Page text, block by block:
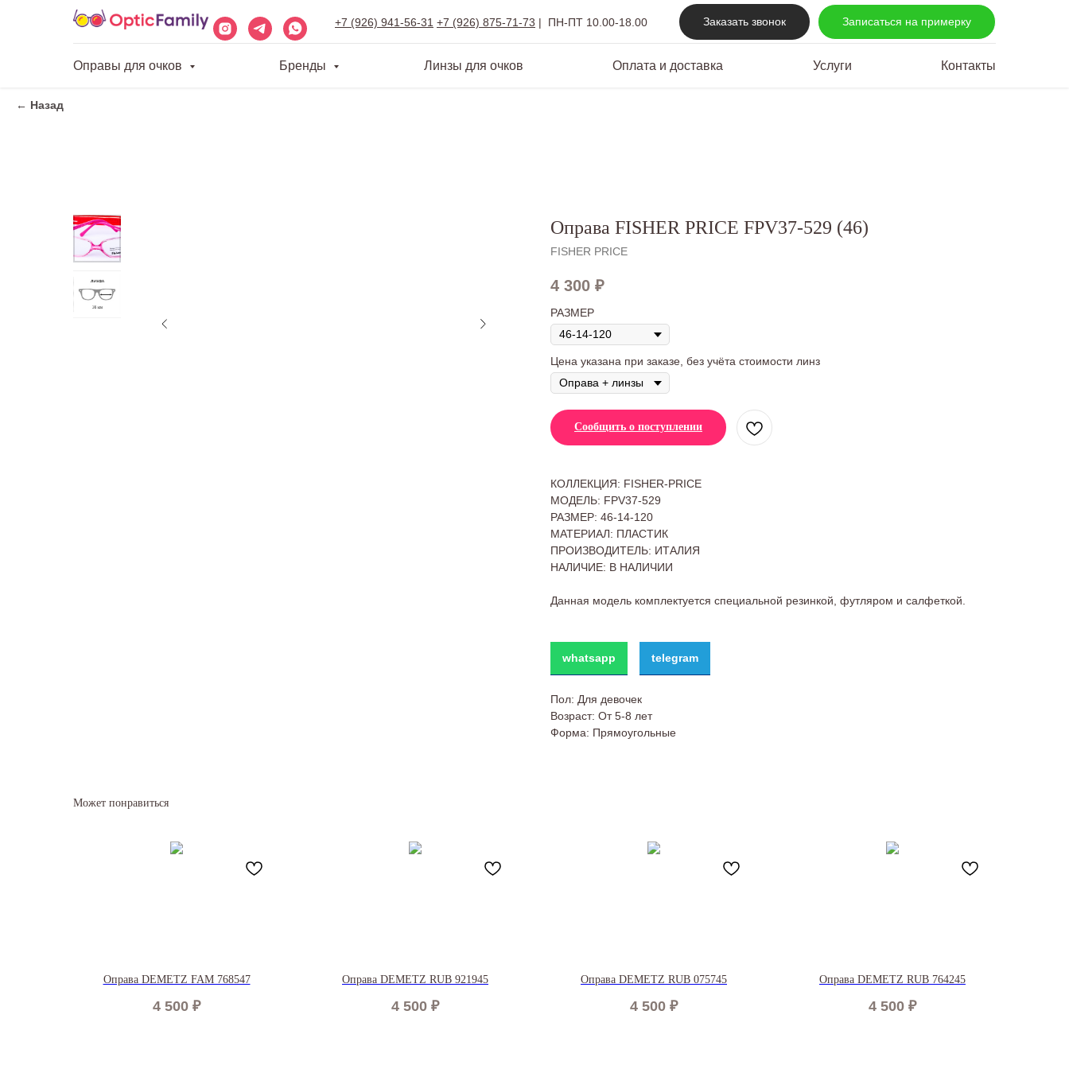
+7 (926) 941-56-31 +7 (926) 875-71-73 | ПН-ПТ 10.00-18.00 Заказать звонок Записаться на примерку
Оправы для очков Бренды Линзы для очков Оплата и доставка Услуги Контакты
← Назад
Оправа FISHER PRICE FPV37-529 (46)
FISHER PRICE
4 300 ₽
РАЗМЕР
Цена указана при заказе, без учёта стоимости линз
Сообщить о поступлении
КОЛЛЕКЦИЯ: FISHER-PRICE
МОДЕЛЬ: FPV37-529
РАЗМЕР: 46-14-120
МАТЕРИАЛ: ПЛАСТИК
ПРОИЗВОДИТЕЛЬ: ИТАЛИЯ
НАЛИЧИЕ: В НАЛИЧИИ
Данная модель комплектуется специальной резинкой, футляром и салфеткой.
whatsapp telegram
Пол: Для девочек
Возраст: От 5-8 лет
Форма: Прямоугольные
Может понравиться
Оправа DEMETZ FAM 768547
4 500 ₽
Оправа DEMETZ RUB 921945
4 500 ₽
Оправа DEMETZ RUB 075745
4 500 ₽
Оправа DEMETZ RUB 764245
4 500 ₽